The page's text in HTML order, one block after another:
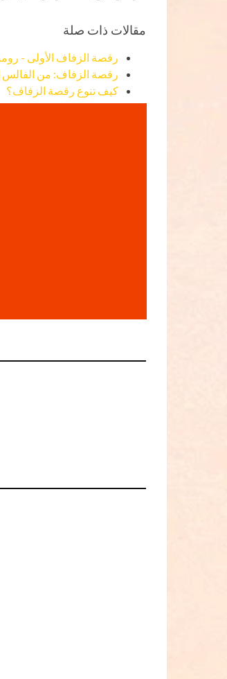
مقالات ذات صلة
رقصة الزفاف الأولى -
رقصة الزفاف: من الفالس
كيف تنوع رقصة الزفاف؟